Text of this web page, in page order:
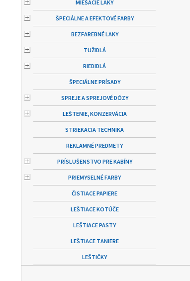
MIEŠACIE LAKY
ŠPECIÁLNE A EFEKTOVÉ FARBY
BEZFAREBNÉ LAKY
TUŽIDLÁ
RIEDIDLÁ
ŠPECIÁLNE PRÍSADY
SPREJE A SPREJOVÉ DÓZY
LEŠTENIE, KONZERVÁCIA
STRIEKACIA TECHNIKA
REKLAMNÉ PREDMETY
PRÍSLUŠENSTVO PRE KABÍNY
PRIEMYSELNÉ FARBY
ČISTIACE PAPIERE
LEŠTIACE KOTÚČE
LEŠTIACE PASTY
LEŠTIACE TANIERE
LEŠTIČKY